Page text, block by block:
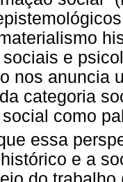
e
nos anuncia
categoria
como
essa
e a